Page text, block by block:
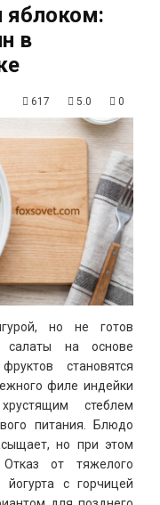
яблоком:
в
617 5.0 0
но не готов
салаты на основе
становятся
филе индейки
стеблем
питания. Блюдо
но при этом
от тяжелого
йогурта с горчицей